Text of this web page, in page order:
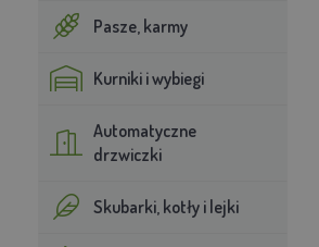
Pasze, karmy
Kurniki i wybiegi
Automatyczne
drzwiczki
Skubarki, kotły i lejki